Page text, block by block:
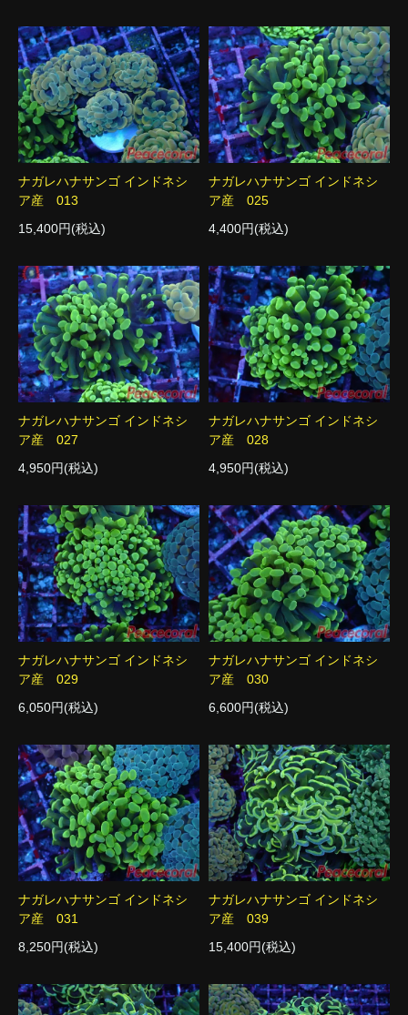
ナガレハナサンゴ インドネシ
ア産 013
15,400円(税込)
ナガレハナサンゴ インドネシ
ア産 025
4,400円(税込)
ナガレハナサンゴ インドネシ
ア産 027
4,950円(税込)
ナガレハナサンゴ インドネシ
ア産 028
4,950円(税込)
ナガレハナサンゴ インドネシ
ア産 029
6,050円(税込)
ナガレハナサンゴ インドネシ
ア産 030
6,600円(税込)
ナガレハナサンゴ インドネシ
ア産 031
8,250円(税込)
ナガレハナサンゴ インドネシ
ア産 039
15,400円(税込)